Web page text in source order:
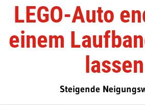
LEGO-Auto
einem
lassen
Steigende